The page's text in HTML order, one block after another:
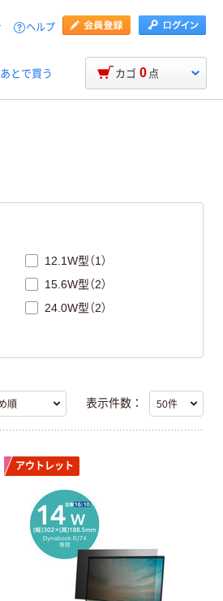
ヘルプ
あとで買う カゴ 0 点
12.1W型（1）
15.6W型（2）
24.0W型（2）
表示件数：
アウトレット